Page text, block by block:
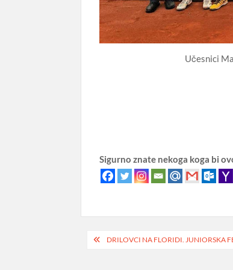
Učesnici
Sigurno znate nekoga koga bi
PostDRILOVCI NA FLORIDI. JUNIORSKA